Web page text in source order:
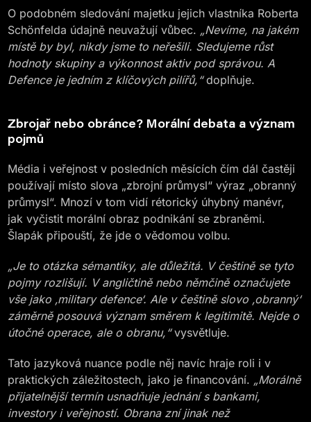
O podobném sledování majetku jejich vlastníka Roberta
Schönfelda údajně neuvažují vůbec. „Nevíme, na jakém
místě by byl, nikdy jsme to neřešili. Sledujeme růst
hodnoty skupiny a výkonnost aktiv pod správou. A
Defence je jedním z klíčových pilířů,“doplňuje.
Zbrojař nebo obránce? Morální debata a význam
pojmů
Média i veřejnost v posledních měsících čím dál častěji
používají místo slova „zbrojní průmysl“ výraz „obranný
průmysl“. Mnozí v tom vidí rétorický úhybný manévr,
jak vyčistit morální obraz podnikání se zbraněmi.
Šlapák připouští, že jde o vědomou volbu.
„Je to otázka sémantiky, ale důležitá. V češtině se tyto
pojmy rozlišují. V angličtině nebo němčině označujete
vše jako ‚military defence‘. Ale v češtině slovo ‚obranný‘
záměrně posouvá význam směrem k legitimitě. Nejde o
útočné operace, ale o obranu,“vysvětluje.
Tato jazyková nuance podle něj navíc hraje roli i v
praktických záležitostech, jako je financování. „Morálně
přijatelnější termín usnadňuje jednání s bankami,
investory i veřejností. Obrana zní jinak než